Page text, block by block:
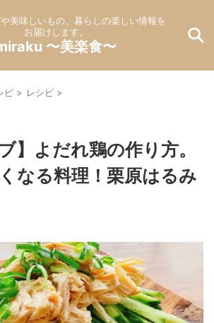
美味しいもの、暮らしの楽しい情報を
お届けします。
〜美楽食〜
ピ > レシピ >
】よだれ鶏の作り方。
なる料理！栗原はるみ